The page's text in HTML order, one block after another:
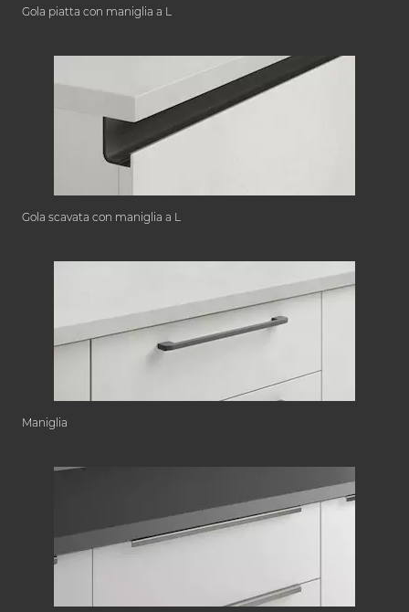
Gola piatta con maniglia a L
Gola scavata con maniglia a L
Maniglia